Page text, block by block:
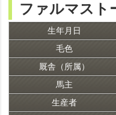
ファルマスト
生年月日
毛色
厩舎（所属）
馬主
生産者